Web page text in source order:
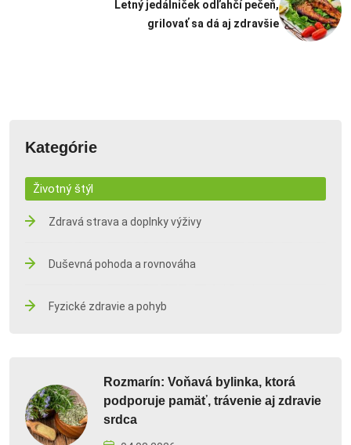
Letný jedálniček odľahčí pečeň,
grilovať sa dá aj zdravšie
Kategórie
Životný štýl
Zdravá strava a doplnky výživy
Duševná pohoda a rovnováha
Fyzické zdravie a pohyb
Rozmarín: Voňavá bylinka, ktorá
podporuje pamäť, trávenie aj zdravie
srdca